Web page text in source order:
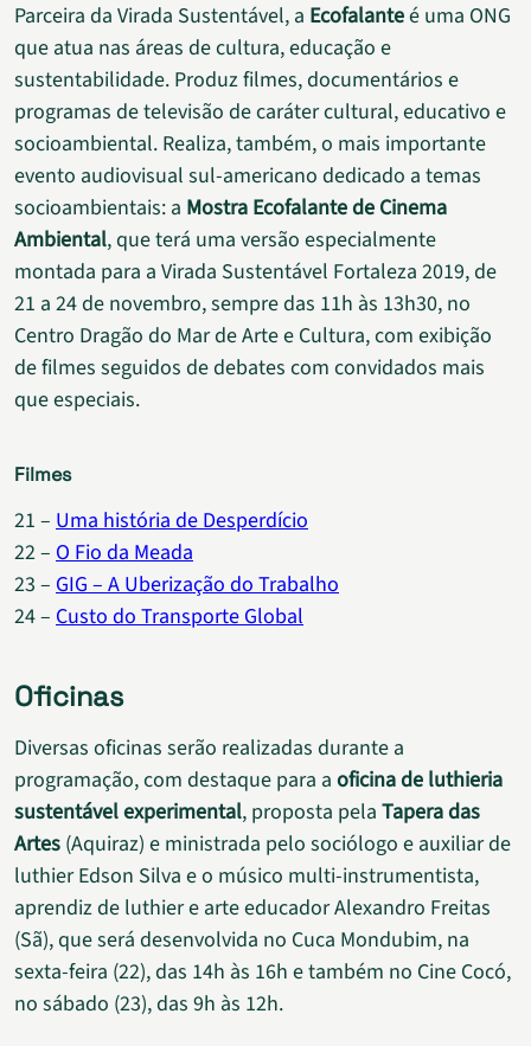
Parceira da Virada Sustentável, a Ecofalanteé uma ONG
que atua nas áreas de cultura, educação e
sustentabilidade. Produz filmes, documentários e
programas de televisão de caráter cultural, educativo e
socioambiental. Realiza, também, o mais importante
evento audiovisual sul-americano dedicado a temas
socioambientais: a Mostra Ecofalante de Cinema
Ambiental, que terá uma versão especialmente
montada para a Virada Sustentável Fortaleza 2019, de
21 a 24 de novembro, sempre das 11h às 13h30, no
Centro Dragão do Mar de Arte e Cultura, com exibição
de filmes seguidos de debates com convidados mais
que especiais.
Filmes
21 – Uma história de Desperdício
22 – O Fio da Meada
23 – GIG – A Uberização do Trabalho
24 – Custo do Transporte Global
Oficinas
Diversas oficinas serão realizadas durante a
programação, com destaque para a oficina de luthieria
sustentável experimental, proposta pela Tapera das
Artes (Aquiraz) e ministrada pelo sociólogo e auxiliar de
luthier Edson Silva e o músico multi-instrumentista,
aprendiz de luthier e arte educador Alexandro Freitas
(Sã), que será desenvolvida no Cuca Mondubim, na
sexta-feira (22), das 14h às 16h e também no Cine Cocó,
no sábado (23), das 9h às 12h.